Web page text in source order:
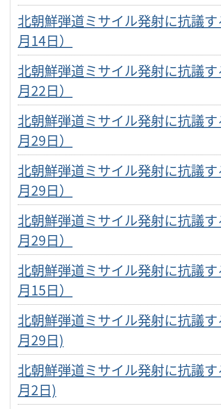
北朝鮮弾道ミサイル発射に抗議
月14日）
北朝鮮弾道ミサイル発射に抗議
月22日）
北朝鮮弾道ミサイル発射に抗議
月29日）
北朝鮮弾道ミサイル発射に抗議
月29日）
北朝鮮弾道ミサイル発射に抗議
月29日）
北朝鮮弾道ミサイル発射に抗議
月15日）
北朝鮮弾道ミサイル発射に抗議
月29日)
北朝鮮弾道ミサイル発射に抗議
月2日)